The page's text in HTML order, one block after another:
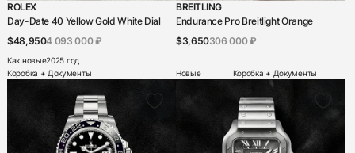
ROLEX
Day-Date 40 Yellow Gold White Dial
$48,9504 093 000 ₽
Как новые2025 год
Коробка + Документы
BREITLING
Endurance Pro Breitlight Orange
$3,650306 000 ₽
Новые Коробка + Документы